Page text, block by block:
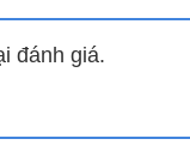
đánh giá.